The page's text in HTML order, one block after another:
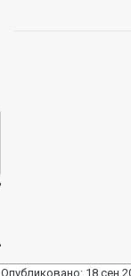
Опубликовано: 18 сен